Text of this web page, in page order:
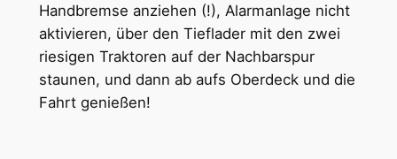
Handbremse anziehen (!), Alarmanlage nicht
aktivieren, über den Tieflader mit den zwei
riesigen Traktoren auf der Nachbarspur
staunen, und dann ab aufs Oberdeck und die
Fahrt genießen!